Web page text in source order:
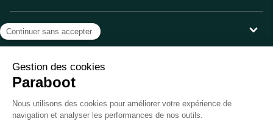
Femme
Service client
Paraboot